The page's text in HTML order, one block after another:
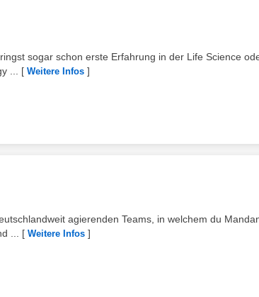
sogar schon erste Erfahrung in der Life Science
...
[ Weitere Infos ]
agierenden Teams, in welchem du
...
[ Weitere Infos ]